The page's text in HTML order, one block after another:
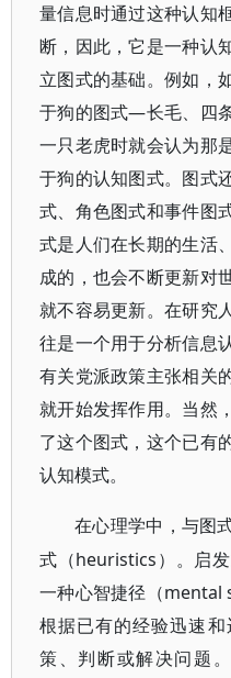
量信息时通过这种认知
断，因此，它是一种认
立图式的基础。例如，
于狗的图式—长毛、四
一只老虎时就会认为那
于狗的认知图式。图式
式、角色图式和事件图
式是人们在长期的生活
成的，也会不断更新对
就不容易更新。在研究
往是一个用于分析信息
有关党派政策主张相关
就开始发挥作用。当然
了这个图式，这个已有
认知模式。
在心理学中，与图
式（heuristics）。启
一种心智捷径（mental
根据已有的经验迅速
策、判断或解决问题